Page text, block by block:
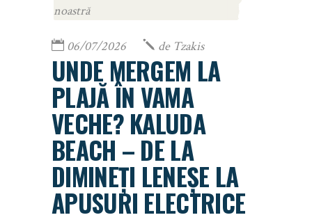
noastră
06/07/2026 de Tzakis
UNDE MERGEM LA
PLAJĂ ÎN VAMA
VECHE? KALUDA
BEACH – DE LA
DIMINEȚI LENEȘE LA
APUSURI ELECTRICE